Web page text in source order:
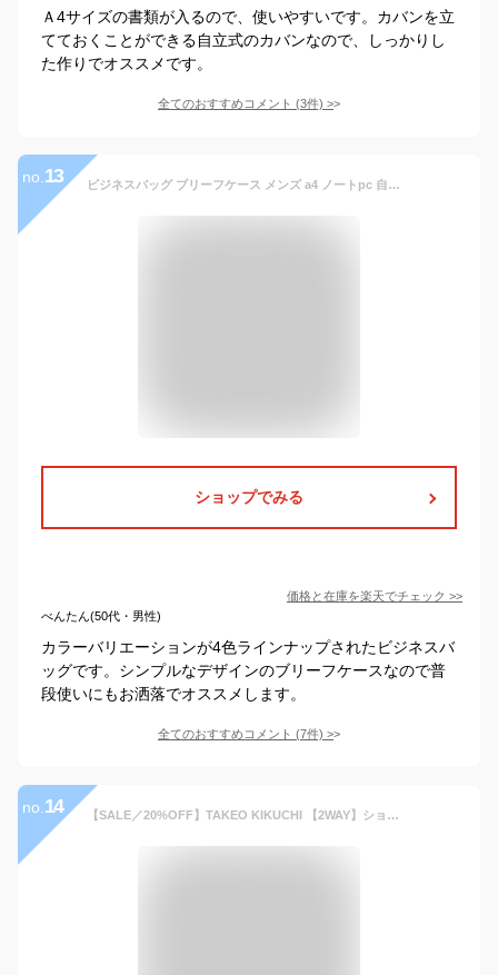
Ａ4サイズの書類が入るので、使いやすいです。カバンを立
てておくことができる自立式のカバンなので、しっかりし
た作りでオススメです。
全てのおすすめコメント (3件) >
no. 13 ビジネスバッグ ブリーフケース メンズ a4 ノートpc 自立 トートバッグ 合皮 革 レザー おしゃれ シンプル 通勤 出張 軽量 大容量 仕事 バッグ 鞄 ビジネス オフィスカジュアル ビジカジ レジスタ REGiSTA
ショップでみる
価格と在庫を楽天でチェック >>
べんたん(50代・男性)
カラーバリエーションが4色ラインナップされたビジネスバ
ッグです。シンプルなデザインのブリーフケースなので普
段使いにもお洒落でオススメします。
全てのおすすめコメント (7件) >
no. 14 【SALE／20%OFF】TAKEO KIKUCHI 【2WAY】ショルダー クラッチバッグ タケオキクチ バッグ クラッチバッグ グレー ブラウン ベージュ ネイビー ブラック【送料無料】